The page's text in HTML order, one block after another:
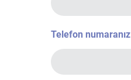
Telefon numaranız